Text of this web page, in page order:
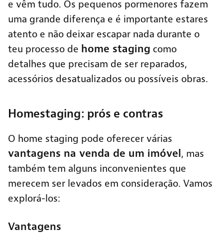
e vêm tudo. Os pequenos pormenores fazem
uma grande diferença e é importante estares
atento e não deixar escapar nada durante o
teu processo de home staging como
detalhes que precisam de ser reparados,
acessórios desatualizados ou possíveis obras.
Homestaging: prós e contras
O home staging pode oferecer várias
vantagens na venda de um imóvel, mas
também tem alguns inconvenientes que
merecem ser levados em consideração. Vamos
explorá-los:
Vantagens